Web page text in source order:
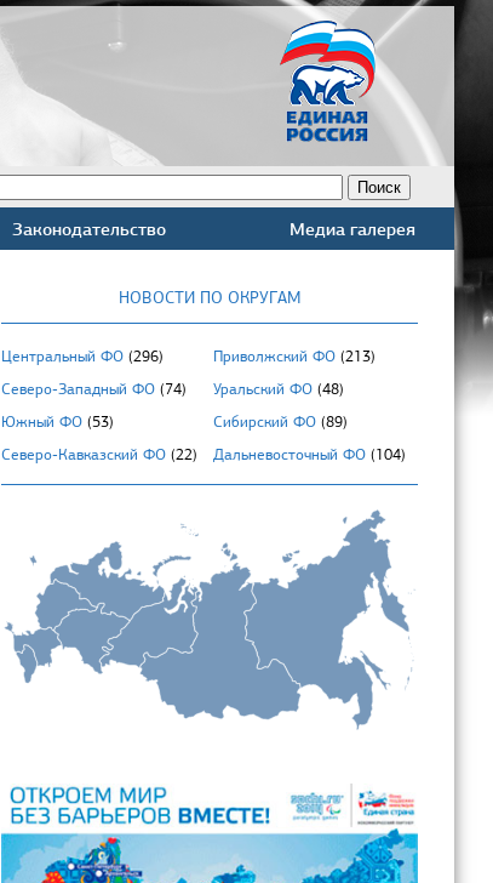
Законодательство Медиа галерея
НОВОСТИ ПО ОКРУГАМ
Центральный ФО (296) Приволжский ФО (213)
Северо-Западный ФО (74) Уральский ФО (48)
Южный ФО (53) Сибирский ФО (89)
Северо-Кавказский ФО (22) Дальневосточный ФО (104)